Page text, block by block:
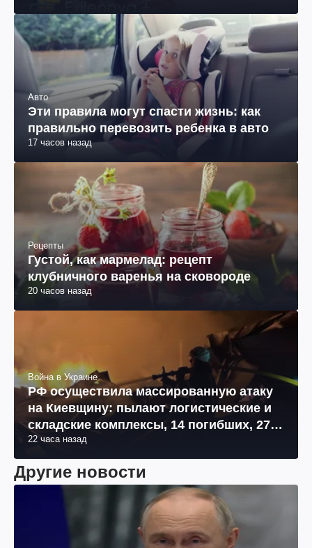
Авто
Эти правила могут спасти жизнь: как
правильно перевозить ребенка в авто
Рецепты
Густой, как мармелад: рецепт
клубничного варенья на сковороде
Война в Украине
РФ осуществила массированную атаку
на Киевщину: пылают логистические и
складские комплексы, 14 погибших, 27
Другие новости